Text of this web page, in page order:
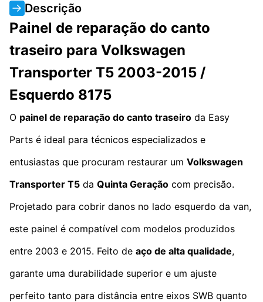
Descrição
Painel de reparação do canto
traseiro para Volkswagen
Transporter T5 2003-2015 /
Esquerdo 8175
O painel de reparação do canto traseiro da Easy
Parts é ideal para técnicos especializados e
entusiastas que procuram restaurar um Volkswagen
Transporter T5 da Quinta Geração com precisão.
Projetado para cobrir danos no lado esquerdo da van,
este painel é compatível com modelos produzidos
entre 2003 e 2015. Feito de aço de alta qualidade,
garante uma durabilidade superior e um ajuste
perfeito tanto para distância entre eixos SWB quanto